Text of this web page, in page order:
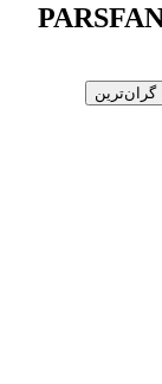
گران‌ترین